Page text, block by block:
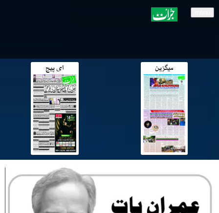
میگزین ای پیج